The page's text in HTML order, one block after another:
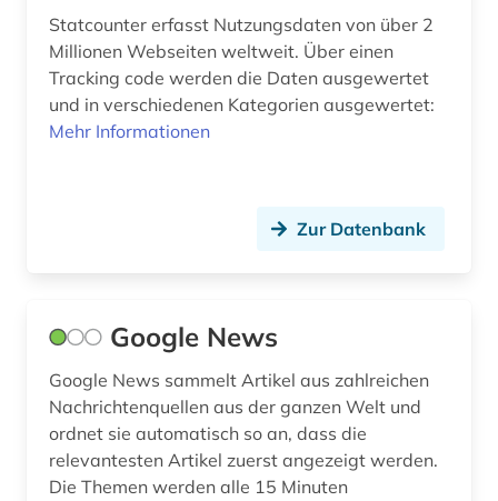
Statcounter erfasst Nutzungsdaten von über 2
Millionen Webseiten weltweit. Über einen
Tracking code werden die Daten ausgewertet
und in verschiedenen Kategorien ausgewertet:
Mehr Informationen
Zur Datenbank
Google News
Google News sammelt Artikel aus zahlreichen
Nachrichtenquellen aus der ganzen Welt und
ordnet sie automatisch so an, dass die
relevantesten Artikel zuerst angezeigt werden.
Die Themen werden alle 15 Minuten